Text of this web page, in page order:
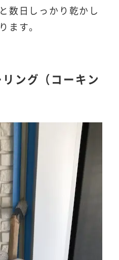
数日しっかり乾かし
ます。
ング（コーキン